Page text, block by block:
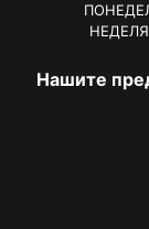
Нашите